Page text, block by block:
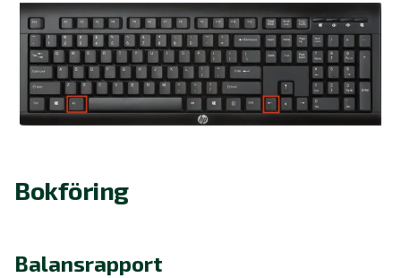
Bokföring
Balansrapport